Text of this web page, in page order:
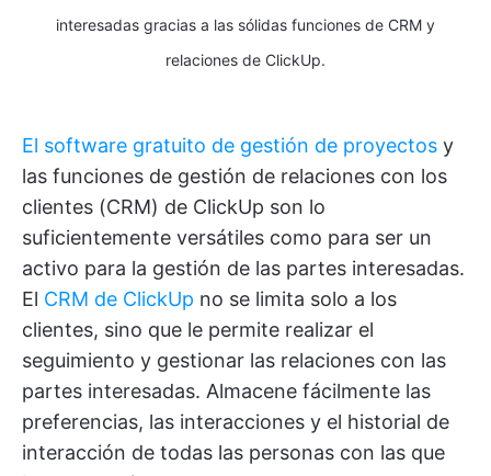
interesadas gracias a las sólidas funciones de CRM y
relaciones de ClickUp.
El software gratuito de gestión de proyectos y
las funciones de gestión de relaciones con los
clientes (CRM) de ClickUp son lo
suficientemente versátiles como para ser un
activo para la gestión de las partes interesadas.
El CRM de ClickUp no se limita solo a los
clientes, sino que le permite realizar el
seguimiento y gestionar las relaciones con las
partes interesadas. Almacene fácilmente las
preferencias, las interacciones y el historial de
interacción de todas las personas con las que